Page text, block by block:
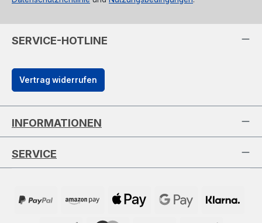
SERVICE-HOTLINE
Vertrag widerrufen
INFORMATIONEN
SERVICE